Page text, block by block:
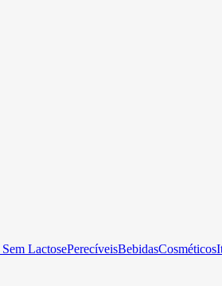
LactosePerecíveisBebidasCosméticos